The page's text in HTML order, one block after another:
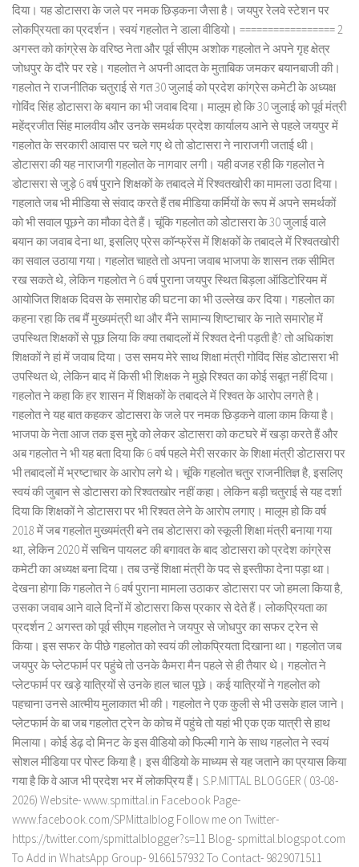
दिया। यह डोटासरा के जले पर नमक छिड़कना जैसा है। जयपुर रेलवे स्टेशन पर
लोकप्रियता का प्रदर्शन। स्वयं गहलोत ने डाला वीडियो। ================= 2
अगस्त को कांग्रेस के वरिष्ठ नेता और पूर्व सीएम अशोक गहलोत ने अपने गृह क्षेत्र
जोधपुर के दौरे पर रहे। गहलोत ने अपनी आदत के मुताबिक जमकर बयानबाजी की।
गहलोत ने राजनीतिक चतुराई से गत 30 जुलाई को प्रदेश कांग्रेस कमेटी के अध्यक्ष
गोविंद सिंह डोटासरा के बयान का भी जवाब दिया। मालूम हो कि 30 जुलाई को पूर्व मंत्री
महेंद्रजीत सिंह मालवीय और उनके समर्थक प्रदेश कार्यालय आने से पहले जयपुर में
गहलोत के सरकारी आवास पर चले गए थे तो डोटासरा ने नाराजगी जताई थी।
डोटासरा की यह नाराजगी गहलोत के नागवार लगी। यही वजह रही कि गहलोत ने
डोटासरा से जुड़े 6 वर्ष पुराने शिक्षकों के तबादले में रिश्वतखोरी का मामला उठा दिया।
गहलाते जब भी मीडिया से संवाद करते हैं तब मीडिया कर्मियों के रूप में अपने समर्थकों
को भी सवाल पूछने का मौका देते हैं। चूंकि गहलोत को डोटासरा के 30 जुलाई वाले
बयान का जवाब देना था, इसलिए प्रेस कॉन्फ्रेंस में शिक्षकों के तबादले में रिश्वतखोरी
का सवाल उठाया गया। गहलोत चाहते तो अपना जवाब भाजपा के शासन तक सीमित
रख सकते थे, लेकिन गहलोत ने 6 वर्ष पुराना जयपुर स्थित बिड़ला ऑडिटोरियम में
आयोजित शिक्षक दिवस के समारोह की घटना का भी उल्लेख कर दिया। गहलोत का
कहना रहा कि तब मैं मुख्यमंत्री था और मैंने सामान्य शिष्टाचार के नाते समारोह में
उपस्थित शिक्षकों से पूछ लिया कि क्या तबादलों में रिश्वत देनी पड़ती है? तो अधिकांश
शिक्षकों ने हां में जवाब दिया। उस समय मेरे साथ शिक्षा मंत्री गोविंद सिंह डोटासरा भी
उपस्थित थे, लेकिन बाद में किसी भी शिक्षक ने मुझे रिश्वत का कोई सबूत नहीं दिया।
गहलोत ने कहा कि हर शासन में शिक्षकों के तबादले में रिश्वत के आरोप लगते है।
गहलोत ने यह बात कहकर डोटासरा के जले पर नमक छिड़कने वाला काम किया है।
भाजपा के नेता आज तक इस मुद्दे को लेकर डोटासरा को कटघरे में खड़ा करते हैं और
अब गहलोत ने भी यह बता दिया कि 6 वर्ष पहले मेरी सरकार के शिक्षा मंत्री डोटासरा पर
भी तबादलों में भ्रष्टाचार के आरोप लगे थे। चूंकि गहलोत चतुर राजनीतिज्ञ है, इसलिए
स्वयं की जुबान से डोटासरा को रिश्वतखोर नहीं कहा। लेकिन बड़ी चतुराई से यह दर्शा
दिया कि शिक्षकों ने डोटासरा पर भी रिश्वत लेने के आरोप लगाए। मालूम हो कि वर्ष
2018 में जब गहलोत मुख्यमंत्री बने तब डोटासरा को स्कूली शिक्षा मंत्री बनाया गया
था, लेकिन 2020 में सचिन पायलट की बगावत के बाद डोटासरा को प्रदेश कांग्रेस
कमेटी का अध्यक्ष बना दिया। तब उन्हें शिक्षा मंत्री के पद से इस्तीफा देना पड़ा था।
देखना होगा कि गहलोत ने 6 वर्ष पुराना मामला उठाकर डोटासरा पर जो हमला किया है,
उसका जवाब आने वाले दिनों में डोटासरा किस प्रकार से देते हैं। लोकप्रियता का
प्रदर्शन 2 अगस्त को पूर्व सीएम गहलोत ने जयपुर से जोधपुर का सफर ट्रेन से
किया। इस सफर के पीछे गहलोत को स्वयं की लोकप्रियता दिखाना था। गहलोत जब
जयपुर के प्लेटफार्म पर पहुंचे तो उनके कैमरा मैन पहले से ही तैयार थे। गहलोत ने
प्लेटफार्म पर खड़े यात्रियों से उनके हाल चाल पूछे। कई यात्रियों ने गहलोत को
पहचाना उनसे आत्मीय मुलाकात भी की। गहलोत ने एक कुली से भी उसके हाल जाने।
प्लेटफार्म के बा जब गहलोत ट्रेन के कोच में पहुंचे तो यहां भी एक एक यात्री से हाथ
मिलाया। कोई डेढ़ दो मिनट के इस वीडियो को फिल्मी गाने के साथ गहलोत ने स्वयं
सोशल मीडिया पर पोस्ट किया है। इस वीडियो के माध्यम से यह जताने का प्रयास किया
गया है कि वे आज भी प्रदेश भर में लोकप्रिय हैं। S.P.MITTAL BLOGGER ( 03-08-
2026) Website- www.spmittal.in Facebook Page-
www.facebook.com/SPMittalblog Follow me on Twitter-
https://twitter.com/spmittalblogger?s=11 Blog- spmittal.blogspot.com
To Add in WhatsApp Group- 9166157932 To Contact- 9829071511